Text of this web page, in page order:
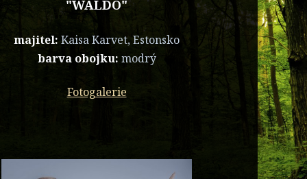
"WALDO"
majitel: Kaisa Karvet, Estonsko
barva obojku: modrý
Fotogalerie